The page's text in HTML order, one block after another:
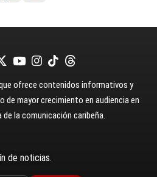
ofrece contenidos informativos y
de mayor crecimiento en audiencia en
la comunicación caribeña.
de noticias.